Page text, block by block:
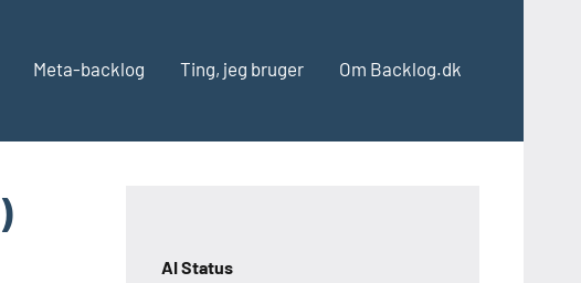
Meta-backlog Ting, jeg bruger Om Backlog.dk
AI Status